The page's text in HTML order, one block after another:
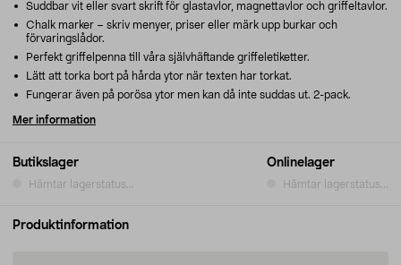
Butikslager
Hämtar lagerstatus...
Onlinelager
Hämtar lagerstatus...
Suddbar vit eller svart skrift för glastavlor, magnettavlor och griffeltavlor.
Chalk marker – skriv menyer, priser eller märk upp burkar och
förvaringslådor.
Perfekt griffelpenna till våra självhäftande griffeletiketter.
Lätt att torka bort på hårda ytor när texten har torkat.
Fungerar även på porösa ytor men kan då inte suddas ut. 2-pack.
Mer information
Produktinformation